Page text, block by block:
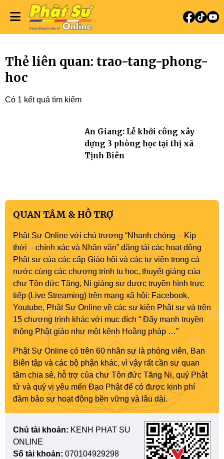
Thẻ liên quan: trao-tang-phong-
hoc
Có 1 kết quả tìm kiếm
An Giang: Lễ khởi công xây
dựng 3 phòng học tại thị xã
Tịnh Biên
QUAN TÂM & HỖ TRỢ
Phật Sự Online với chủ trương “Nhanh chóng – Kịp
thời – chính xác và Nhân văn” đăng tải các hoạt động
Phật sự của các cấp Giáo hội và các tự viện trong cả
nước cùng các chương trình tu học, thuyết giảng của
chư Tôn đức Tăng, Ni giảng sư được truyền hình trực
tiếp (Live Streaming) trên mạng xã hội: Facebook,
Youtube, Phật Sự Online về các sự kiện Phật sự và trên
15 chương trình khác với mục đích “ Đẩy mạnh truyền
thông Phật giáo như một kênh Hoằng pháp …”
Phật Sự Online có trên 60 nhân sự là phóng viên, Ban
Biên tập và các bộ phận khác, vì vậy rất cần sự quan
tâm chia sẻ, hỗ trợ của chư Tôn đức Tăng Ni, quý Phật
tử và quý vị yêu mến Đạo Phật để có được kinh phí
đảm bảo sự hoạt động bền vững và lâu dài.
Chủ tài khoản: KENH PHAT SU
ONLINE
Số tài khoản: 070104929298